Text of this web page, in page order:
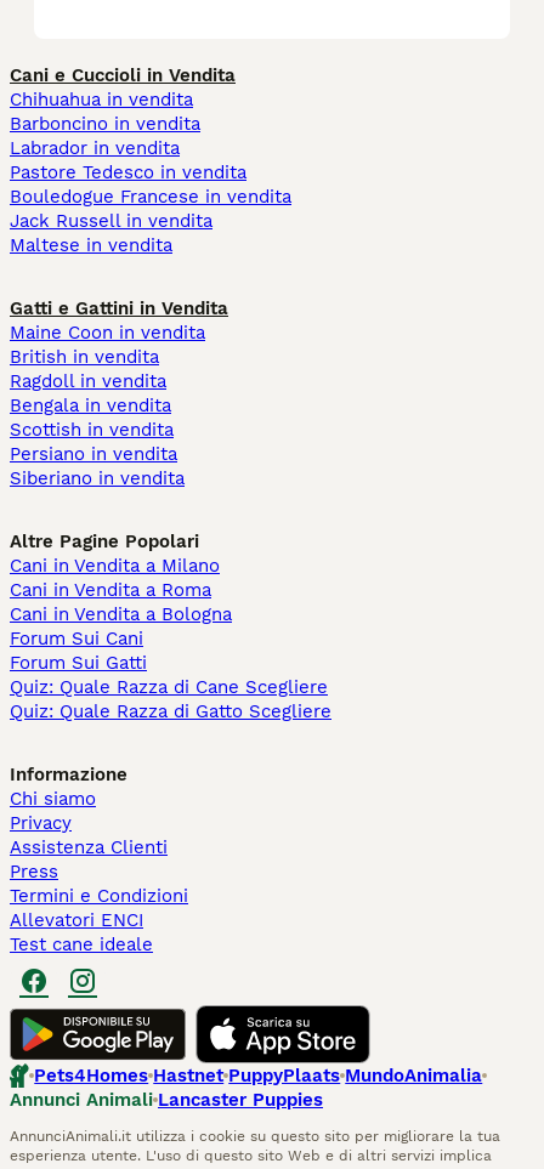
Cani e Cuccioli in Vendita
Chihuahua in vendita
Barboncino in vendita
Labrador in vendita
Pastore Tedesco in vendita
Bouledogue Francese in vendita
Jack Russell in vendita
Maltese in vendita
Gatti e Gattini in Vendita
Maine Coon in vendita
British in vendita
Ragdoll in vendita
Bengala in vendita
Scottish in vendita
Persiano in vendita
Siberiano in vendita
Altre Pagine Popolari
Cani in Vendita a Milano
Cani in Vendita a Roma
Cani in Vendita a Bologna
Forum Sui Cani
Forum Sui Gatti
Quiz: Quale Razza di Cane Scegliere
Quiz: Quale Razza di Gatto Scegliere
Informazione
Chi siamo
Privacy
Assistenza Clienti
Press
Termini e Condizioni
Allevatori ENCI
Test cane ideale
Pets4Homes Hastnet PuppyPlaats MundoAnimalia
Annunci Animali Lancaster Puppies
AnnunciAnimali.it utilizza i cookie su questo sito per migliorare la tua
esperienza utente. L'uso di questo sito Web e di altri servizi implica